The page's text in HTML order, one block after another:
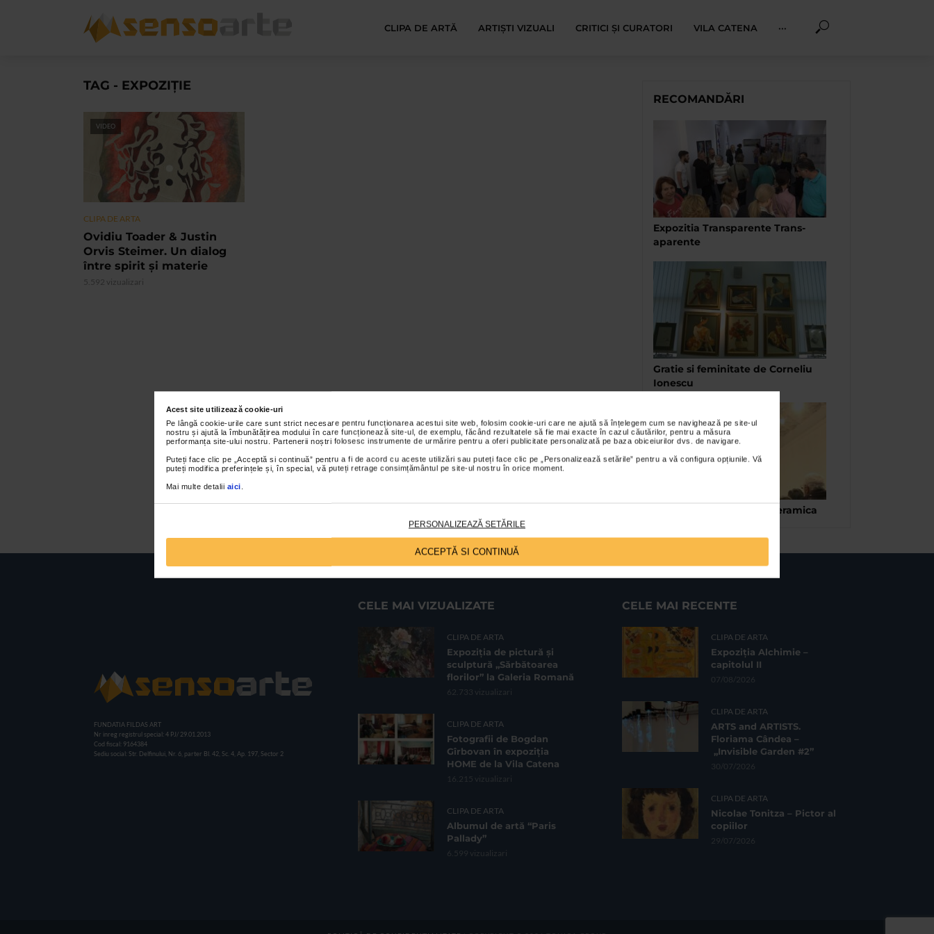
Acest site utilizează cookie-uri
Pe lângă cookie-urile care sunt strict necesare pentru funcționarea acestui site web, folosim cookie-uri care ne ajută să înțelegem cum se navighează pe site-ul
nostru și ajută la îmbunătățirea modului în care funcționează site-ul, de exemplu, făcând rezultatele să fie mai exacte în cazul căutărilor, pentru a măsura
performanța site-ului nostru. Partenerii noștri folosesc instrumente de urmărire pentru a oferi publicitate personalizată pe baza obiceiurilor dvs. de navigare.
Puteți face clic pe „Acceptă si continuă” pentru a fi de acord cu aceste utilizări sau puteți face clic pe „Personalizează setările” pentru a vă configura opțiunile. Vă
puteți modifica preferințele și, în special, vă puteți retrage consimțământul pe site-ul nostru în orice moment.
Mai multe detalii aici
PERSONALIZEAZĂ SETĂRILE
ACCEPTĂ SI CONTINUĂ
CLIPA DE ARTĂ ARTIȘTI VIZUALI CRITICI ȘI CURATORI VILA CATENA ···
TAG - EXPOZIȚIE
VIDEO
CLIPA DE ARTA
Ovidiu Toader & Justin
Orvis Steimer. Un dialog
între spirit și materie
5.592 vizualizari
RECOMANDĂRI
Expozitia Transparente Trans-
aparente
Gratie si feminitate de Corneliu
Ionescu
Persona – Expozitie de ceramica
FUNDATIA FILDAS ART
Nr inreg registrul special: 4 PJ/ 29.01.2013
Cod fiscal: 9164384
Sediu social: Str. Delfinului, Nr. 6, parter Bl. 42, Sc. 4, Ap. 197, Sector 2
CELE MAI VIZUALIZATE
CLIPA DE ARTA
Expoziția de pictură și
sculptură „Sărbătoarea
florilor” la Galeria Romană
62.733 vizualizari
CLIPA DE ARTA
Fotografii de Bogdan
Gîrbovan în expoziția
HOME de la Vila Catena
16.215 vizualizari
CLIPA DE ARTA
Albumul de artă “Paris
Pallady”
6.599 vizualizari
CELE MAI RECENTE
CLIPA DE ARTA
Expoziția Alchimie –
capitolul II
07/08/2026
CLIPA DE ARTA
ARTS and ARTISTS.
Floriama Cândea –
„Invisible Garden #2”
30/07/2026
CLIPA DE ARTA
Nicolae Tonitza – Pictor al
copiilor
29/07/2026